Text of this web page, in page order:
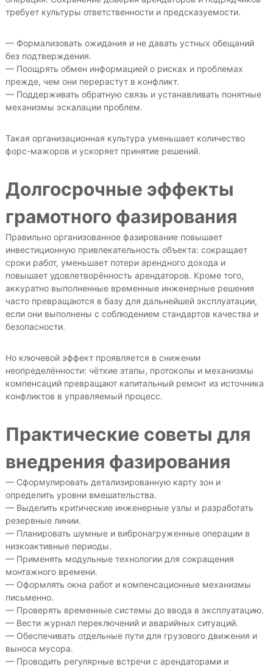
требует культуры ответственности и предсказуемости.
— Формализовать ожидания и не давать устных обещаний
без подтверждения.
— Поощрять обмен информацией о рисках и проблемах
прежде, чем они перерастут в конфликт.
— Поддерживать обратную связь и устанавливать понятные
механизмы эскалации проблем.
Такая организационная культура уменьшает количество
форс-мажоров и ускоряет принятие решений.
Долгосрочные эффекты
грамотного фазирования
Правильно организованное фазирование повышает
инвестиционную привлекательность объекта: сокращает
сроки работ, уменьшает потери арендного дохода и
повышает удовлетворённость арендаторов. Кроме того,
аккуратно выполненные временные инженерные решения
часто превращаются в базу для дальнейшей эксплуатации,
если они выполнены с соблюдением стандартов качества и
безопасности.
Но ключевой эффект проявляется в снижении
неопределённости: чёткие этапы, протоколы и механизмы
компенсаций превращают капитальный ремонт из источника
конфликтов в управляемый процесс.
Практические советы для
внедрения фазирования
— Сформулировать детализированную карту зон и
определить уровни вмешательства.
— Выделить критические инженерные узлы и разработать
резервные линии.
— Планировать шумные и вибронагруженные операции в
низкоактивные периоды.
— Применять модульные технологии для сокращения
монтажного времени.
— Оформлять окна работ и компенсационные механизмы
письменно.
— Проверять временные системы до ввода в эксплуатацию.
— Вести журнал переключений и аварийных ситуаций.
— Обеспечивать отдельные пути для грузового движения и
выноса мусора.
— Проводить регулярные встречи с арендаторами и